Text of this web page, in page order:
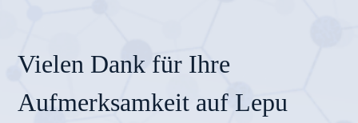
Vielen Dank für Ihre
Aufmerksamkeit auf Lepu